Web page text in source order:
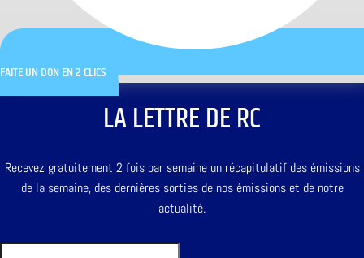
FAITE UN DON EN 2 CLICS
LA LETTRE DE RC
Recevez gratuitement 2 fois par semaine un récapitulatif des émissions
de la semaine, des dernières sorties de nos émissions et de notre
actualité.